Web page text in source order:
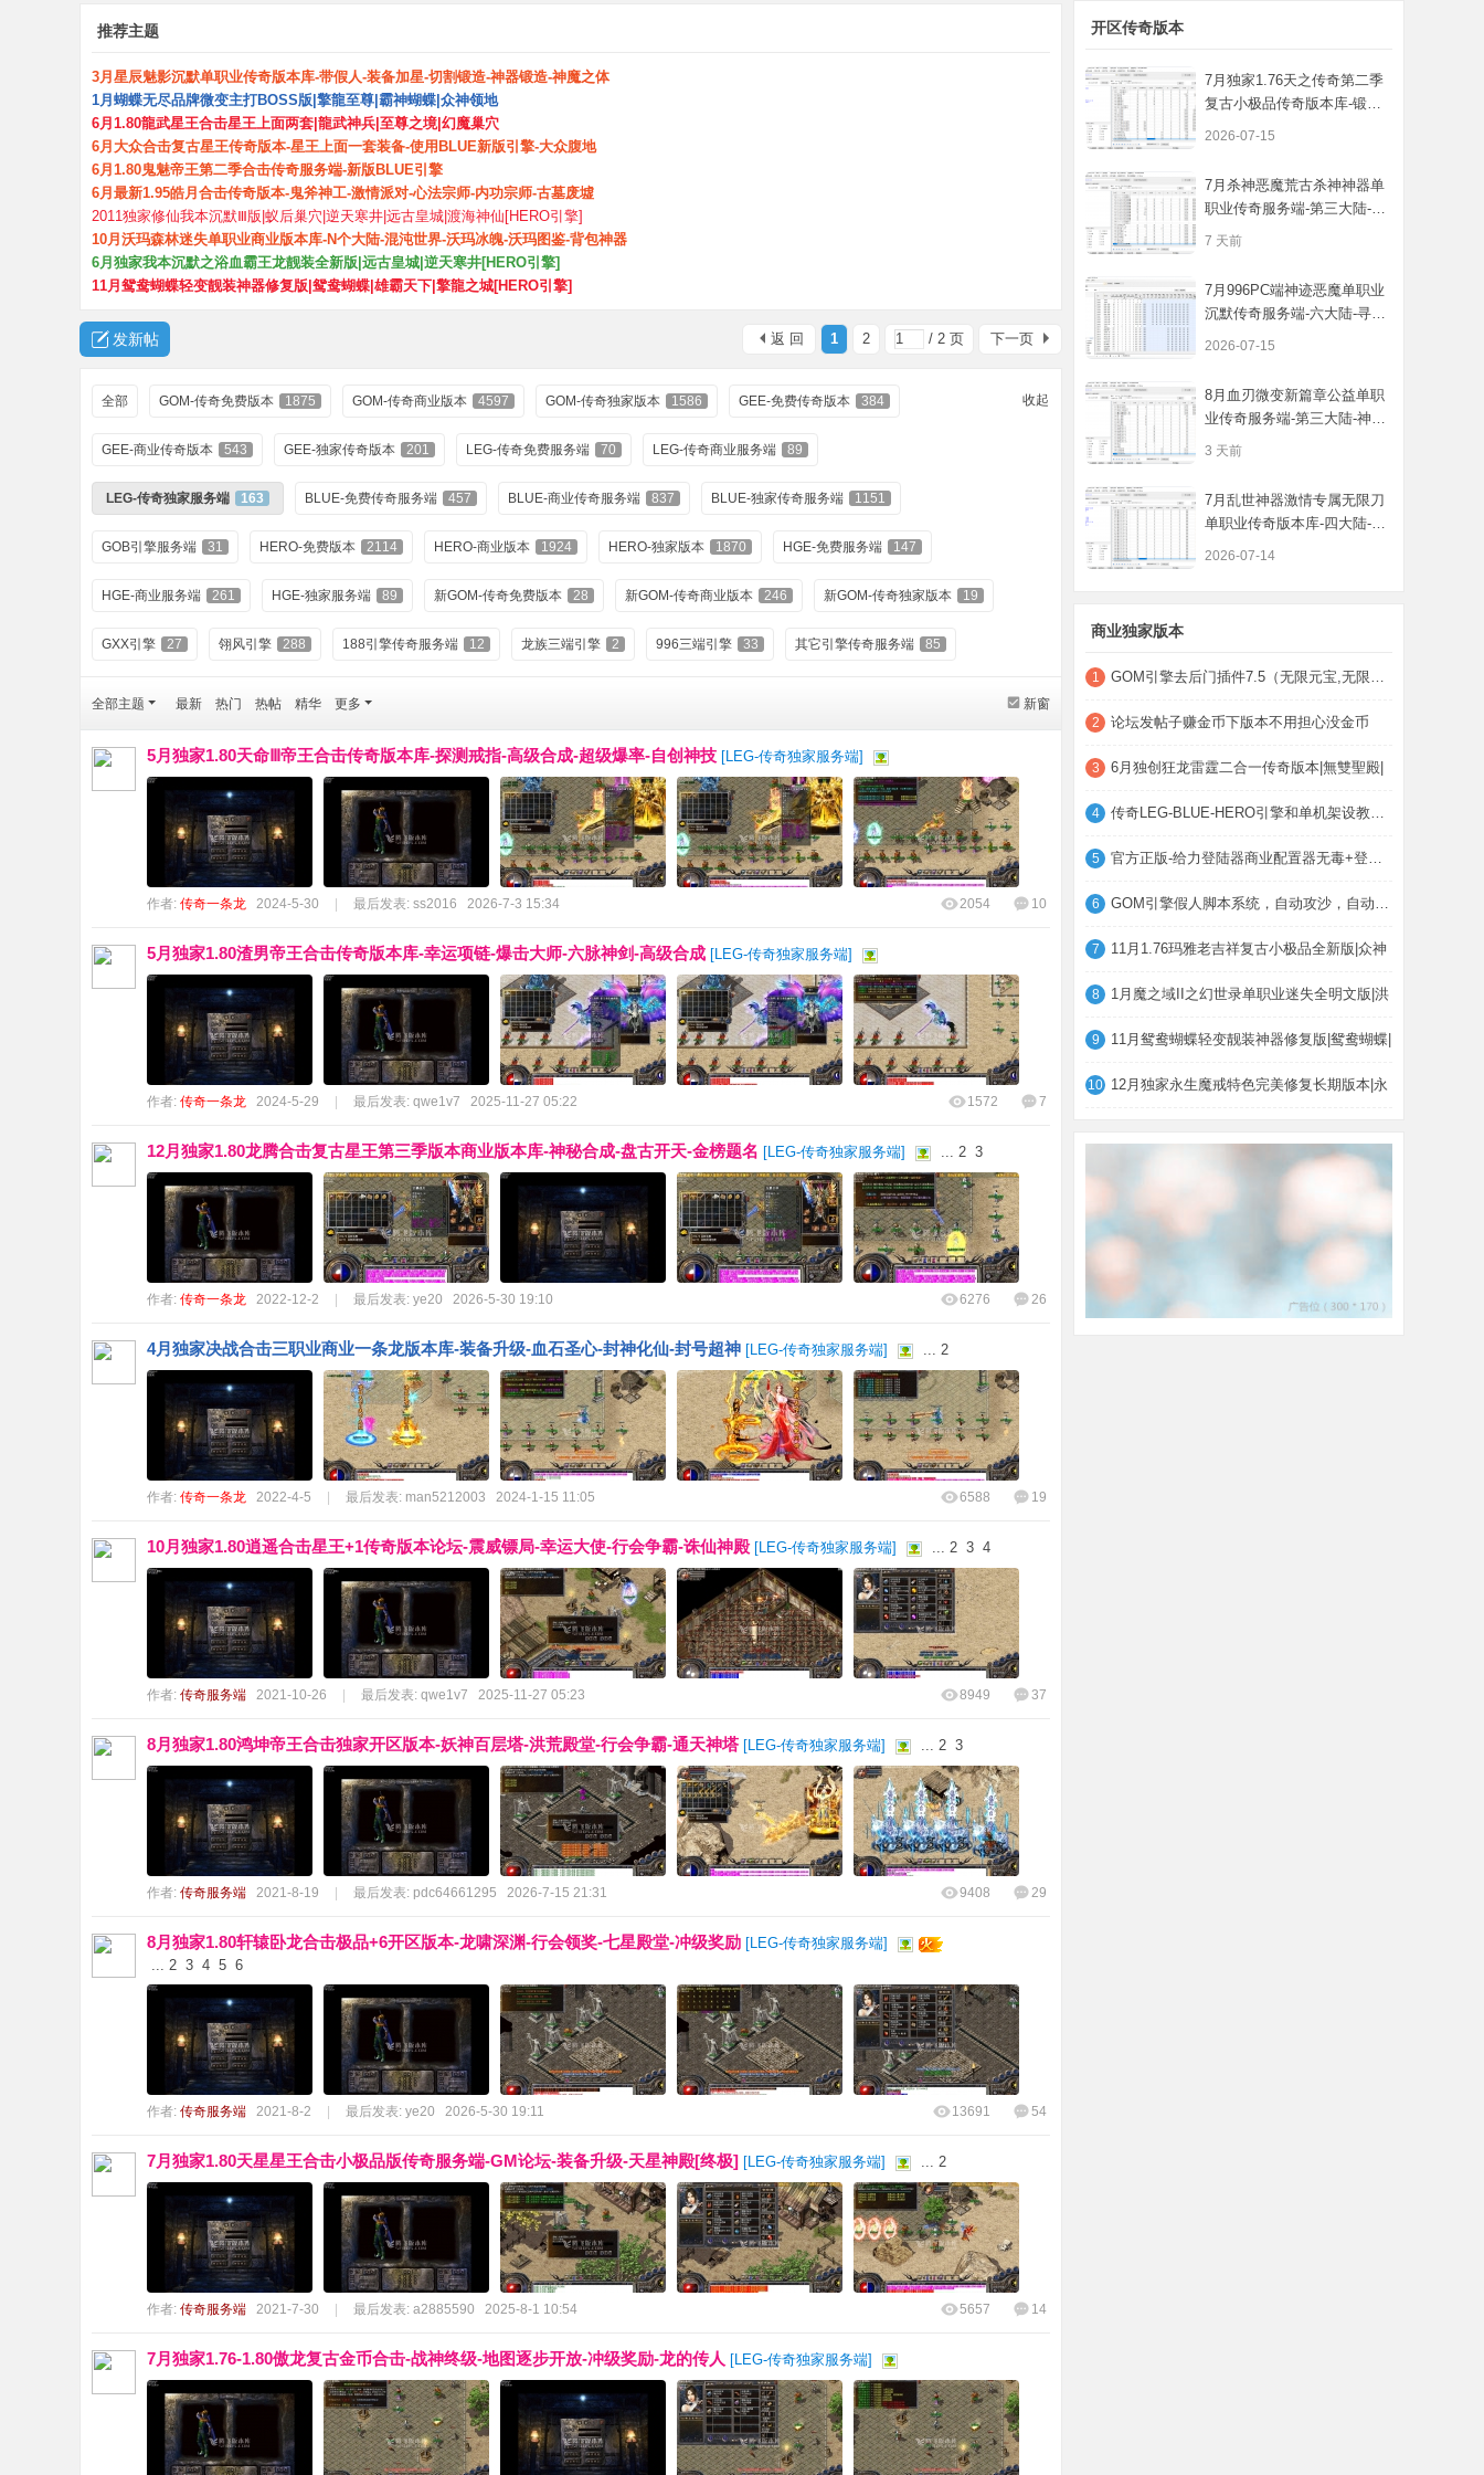
推荐主题
3月星辰魅影沉默单职业传奇版本库-带假人-装备加星-切割锻造-神器锻造-神魔之体
1月蝴蝶无尽品牌微变主打BOSS版|擎龍至尊|霸神蝴蝶|众神领地
6月1.80龍武星王合击星王上面两套|龍武神兵|至尊之境|幻魔巢穴
6月大众合击复古星王传奇版本-星王上面一套装备-使用BLUE新版引擎-大众腹地
6月1.80鬼魅帝王第二季合击传奇服务端-新版BLUE引擎
6月最新1.95皓月合击传奇版本-鬼斧神工-激情派对-心法宗师-内功宗师-古墓废墟
2011独家修仙我本沉默Ⅲ版|蚁后巢穴|逆天寒井|远古皇城|渡海神仙[HERO引擎]
10月沃玛森林迷失单职业商业版本库-N个大陆-混沌世界-沃玛冰魄-沃玛图鉴-背包神器
6月独家我本沉默之浴血霸王龙靓装全新版|远古皇城|逆天寒井[HERO引擎]
11月鸳鸯蝴蝶轻变靓装神器修复版|鸳鸯蝴蝶|雄霸天下|擎龍之城[HERO引擎]
1 2 / 2 页 下一页
返 回
发新帖
收起
全部 GOM-传奇免费版本 1875 GOM-传奇商业版本 4597 GOM-传奇独家版本 1586 GEE-免费传奇版本 384
GEE-商业传奇版本 543 GEE-独家传奇版本 201 LEG-传奇免费服务端 70 LEG-传奇商业服务端 89
LEG-传奇独家服务端 163 BLUE-免费传奇服务端 457 BLUE-商业传奇服务端 837 BLUE-独家传奇服务端 1151
GOB引擎服务端 31 HERO-免费版本 2114 HERO-商业版本 1924 HERO-独家版本 1870 HGE-免费服务端 147
HGE-商业服务端 261 HGE-独家服务端 89 新GOM-传奇免费版本 28 新GOM-传奇商业版本 246 新GOM-传奇独家版本 19
GXX引擎 27 翎风引擎 288 188引擎传奇服务端 12 龙族三端引擎 2 996三端引擎 33 其它引擎传奇服务端 85
新窗
全部主题 最新 热门 热帖 精华 更多
5月独家1.80天命Ⅲ帝王合击传奇版本库-探测戒指-高级合成-超级爆率-自创神技 [LEG-传奇独家服务端]
作者: 传奇一条龙 2024-5-30 最后发表: ss2016 2026-7-3 15:34 10
2054
5月独家1.80渣男帝王合击传奇版本库-幸运项链-爆击大师-六脉神剑-高级合成 [LEG-传奇独家服务端]
作者: 传奇一条龙 2024-5-29 最后发表: qwe1v7 2025-11-27 05:22 7
1572
12月独家1.80龙腾合击复古星王第三季版本商业版本库-神秘合成-盘古开天-金榜题名 [LEG-传奇独家服务端] ... 2 3
作者: 传奇一条龙 2022-12-2 最后发表: ye20 2026-5-30 19:10 26
6276
4月独家决战合击三职业商业一条龙版本库-装备升级-血石圣心-封神化仙-封号超神 [LEG-传奇独家服务端] ... 2
作者: 传奇一条龙 2022-4-5 最后发表: man5212003 2024-1-15 11:05 19
6588
10月独家1.80逍遥合击星王+1传奇版本论坛-震威镖局-幸运大使-行会争霸-诛仙神殿 [LEG-传奇独家服务端] ... 2 3 4
作者: 传奇服务端 2021-10-26 最后发表: qwe1v7 2025-11-27 05:23 37
8949
8月独家1.80鸿坤帝王合击独家开区版本-妖神百层塔-洪荒殿堂-行会争霸-通天神塔 [LEG-传奇独家服务端] ... 2 3
作者: 传奇服务端 2021-8-19 最后发表: pdc64661295 2026-7-15 21:31 29
9408
8月独家1.80轩辕卧龙合击极品+6开区版本-龙啸深渊-行会领奖-七星殿堂-冲级奖励 [LEG-传奇独家服务端]
... 2 3 4 5 6
作者: 传奇服务端 2021-8-2 最后发表: ye20 2026-5-30 19:11 54
13691
7月独家1.80天星星王合击小极品版传奇服务端-GM论坛-装备升级-天星神殿[终极] [LEG-传奇独家服务端] ... 2
作者: 传奇服务端 2021-7-30 最后发表: a2885590 2025-8-1 10:54 14
5657
7月独家1.76-1.80傲龙复古金币合击-战神终级-地图逐步开放-冲级奖励-龙的传人 [LEG-传奇独家服务端]
开区传奇版本
7月独家1.76天之传奇第二季
复古小极品传奇版本库-锻造
大师-神秘
2026-07-15
7月杀神恶魔荒古杀神神器单
职业传奇服务端-第三大陆-铸
造之神-戒
7 天前
7月996PC端神迹恶魔单职业
沉默传奇服务端-六大陆-寻宝
录-锻造-自
2026-07-15
8月血刃微变新篇章公益单职
业传奇服务端-第三大陆-神秘
异火-锻炼
3 天前
7月乱世神器激情专属无限刀
单职业传奇版本库-四大陆-魔
方系统-五
2026-07-14
商业独家版本
1 GOM引擎去后门插件7.5（无限元宝,无限荣誉,
2 论坛发帖子赚金币下版本不用担心没金币
3 6月独创狂龙雷霆二合一传奇版本|無雙聖殿|
4 传奇LEG-BLUE-HERO引擎和单机架设教程，小
5 官方正版-给力登陆器商业配置器无毒+登录器
6 GOM引擎假人脚本系统，自动攻沙，自动打怪
7 11月1.76玛雅老吉祥复古小极品全新版|众神
8 1月魔之域II之幻世录单职业迷失全明文版|洪
9 11月鸳鸯蝴蝶轻变靓装神器修复版|鸳鸯蝴蝶|
10 12月独家永生魔戒特色完美修复长期版本|永